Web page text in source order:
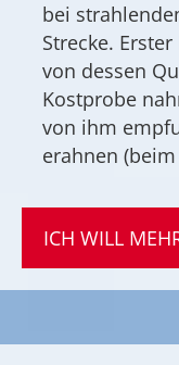
bei
Strecke.
von dessen
Kostprobe
von ihm
erahnen
ICH WILL